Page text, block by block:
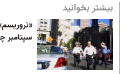
بیشتر بخوانید
سپتامبر